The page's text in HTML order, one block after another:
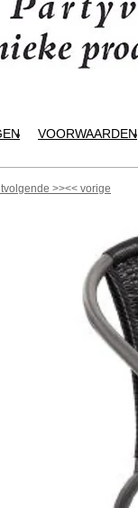
VOORWAARDEN
volgende >><< vorige